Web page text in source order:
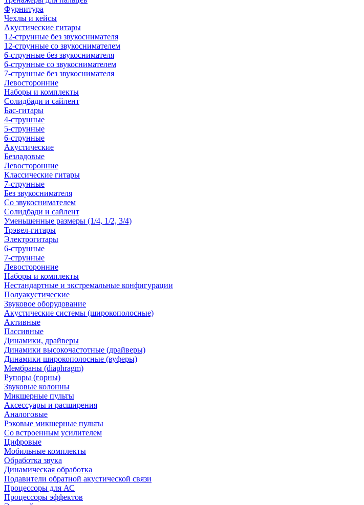
Фурнитура
Чехлы и кейсы
Акустические гитары
12-струнные без звукоснимателя
12-струнные со звукоснимателем
6-струнные без звукоснимателя
6-струнные со звукоснимателем
7-струнные без звукоснимателя
Левосторонние
Наборы и комплекты
Солидбади и сайлент
Бас-гитары
4-струнные
5-струнные
6-струнные
Акустические
Безладовые
Левосторонние
Классические гитары
7-струнные
Без звукоснимателя
Со звукоснимателем
Солидбади и сайлент
Уменьшенные размеры (1/4, 1/2, 3/4)
Трэвел-гитары
Электрогитары
6-струнные
7-струнные
Левосторонние
Наборы и комплекты
Нестандартные и экстремальные конфигурации
Полуакустические
Звуковое оборудование
Акустические системы (широкополосные)
Активные
Пассивные
Динамики, драйверы
Динамики высокочастотные (драйверы)
Динамики широкополосные (вуферы)
Мембраны (diaphragm)
Рупоры (горны)
Звуковые колонны
Микшерные пульты
Аксессуары и расширения
Аналоговые
Рэковые микшерные пульты
Со встроенным усилителем
Цифровые
Мобильные комплекты
Обработка звука
Динамическая обработка
Подавители обратной акустической связи
Процессоры для АС
Процессоры эффектов